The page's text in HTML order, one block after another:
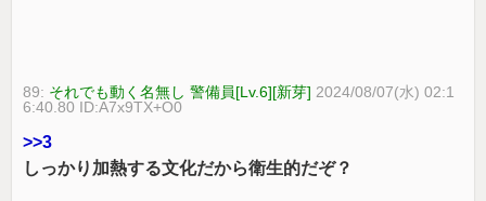
89: それでも動く名無し 警備員[Lv.6][新芽] 2024/08/07(水) 02:1
6:40.80 ID:A7x9TX+O0
>>3
しっかり加熱する文化だから衛生的だぞ？